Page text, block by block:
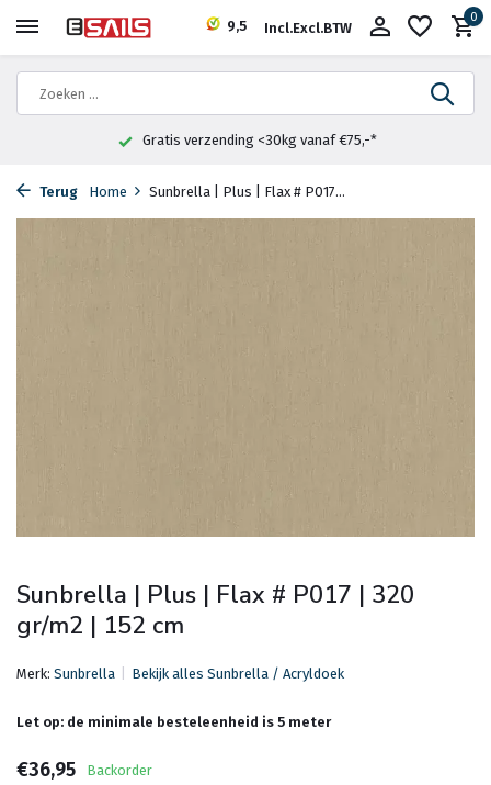
9,5 Incl.Excl.BTW
0
Gratis verzending <30kg vanaf €75,-*
Terug Home Sunbrella | Plus | Flax # P017...
Sunbrella | Plus | Flax # P017 | 320
gr/m2 | 152 cm
Merk: Sunbrella Bekijk alles Sunbrella / Acryldoek
Let op: de minimale besteleenheid is 5 meter
€36,95
Backorder